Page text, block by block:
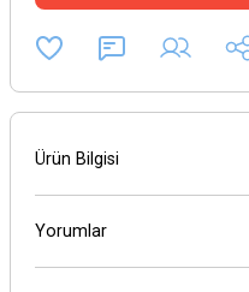
Ürün Bilgisi
Yorumlar